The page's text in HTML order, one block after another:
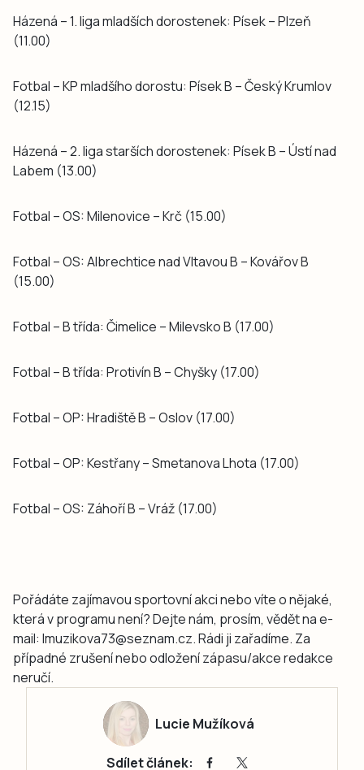
Házená – 1. liga mladších dorostenek: Písek – Plzeň
(11.00)
Fotbal – KP mladšího dorostu: Písek B – Český Krumlov
(12.15)
Házená – 2. liga starších dorostenek: Písek B – Ústí nad
Labem (13.00)
Fotbal – OS: Milenovice – Krč (15.00)
Fotbal – OS: Albrechtice nad Vltavou B – Kovářov B
(15.00)
Fotbal – B třída: Čimelice – Milevsko B (17.00)
Fotbal – B třída: Protivín B – Chyšky (17.00)
Fotbal – OP: Hradiště B – Oslov (17.00)
Fotbal – OP: Kestřany – Smetanova Lhota (17.00)
Fotbal – OS: Záhoří B – Vráž (17.00)
Pořádáte zajímavou sportovní akci nebo víte o nějaké,
která v programu není? Dejte nám, prosím, vědět na e-
mail: lmuzikova73@seznam.cz. Rádi ji zařadíme. Za
případné zrušení nebo odložení zápasu/akce redakce
neručí.
Lucie Mužíková
Sdílet článek: